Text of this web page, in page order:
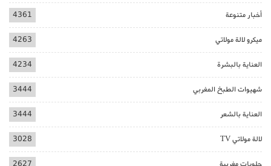
أخبار متنوعة 4361
ميكرو لالة مولاتي 4263
العناية بالبشرة 4234
شهيوات الطبخ المغربي 3444
العناية بالشعر 3444
لالة مولاتي TV 3028